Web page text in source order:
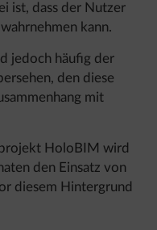
ist, dass der Nutzer
kann.
jedoch häufig der
den diese
mit
HoloBIM wird
den Einsatz von
diesem Hintergrund